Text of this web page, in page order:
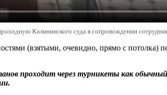
Калининского суда в сопровождении
(взятыми, очевидно, прямо с потолка)
проходит через турникеты как